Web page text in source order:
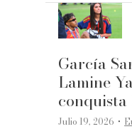
García
Lamine
Julio 19, 2026 ·